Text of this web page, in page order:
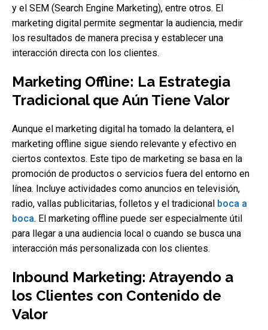
y el SEM (Search Engine Marketing), entre otros. El
marketing digital permite segmentar la audiencia, medir
los resultados de manera precisa y establecer una
interacción directa con los clientes.
Marketing Offline: La Estrategia
Tradicional que Aún Tiene Valor
Aunque el marketing digital ha tomado la delantera, el
marketing offline sigue siendo relevante y efectivo en
ciertos contextos. Este tipo de marketing se basa en la
promoción de productos o servicios fuera del entorno en
línea. Incluye actividades como anuncios en televisión,
radio, vallas publicitarias, folletos y el tradicional boca a
boca. El marketing offline puede ser especialmente útil
para llegar a una audiencia local o cuando se busca una
interacción más personalizada con los clientes.
Inbound Marketing: Atrayendo a
los Clientes con Contenido de
Valor